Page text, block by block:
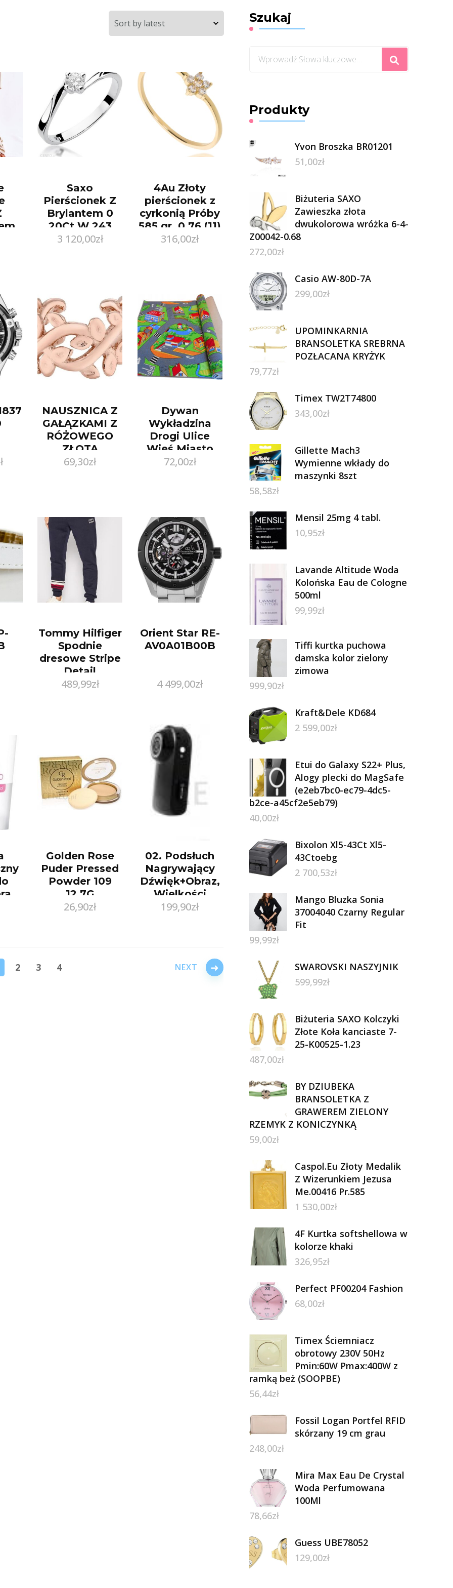
Saxo
Pierścionek Z
Brylantem 0
20Ct W 243
Białe Złoto
3 120,00zł
4Au Złoty
pierścionek z
cyrkonią Próby
585 gr. 0.76 (11)
316,00zł
NAUSZNICA Z
GAŁĄZKAMI Z
RÓŻOWEGO
ZŁOTA
69,30zł
Dywan
Wykładzina
Drogi Ulice
Wieś Miasto
120X200
72,00zł
Tommy Hilfiger
Spodnie
dresowe Stripe
Detail
MW0MW25768
489,99zł
Orient Star RE-
AV0A01B00B
4 499,00zł
Golden Rose
Puder Pressed
Powder 109
12,7G
26,90zł
02. Podsłuch
Nagrywający
Dźwięk+Obraz,
Wielkości
Kciuka. Z VOX.
199,90zł
2 3 4 →
Szukaj
Szukasz
Produkty
Yvon Broszka BR01201
51,00zł
Biżuteria SAXO
Zawieszka złota
dwukolorowa wróżka 6-4-
Z00042-0.68
272,00zł
Casio AW-80D-7A
299,00zł
UPOMINKARNIA
BRANSOLETKA SREBRNA
POZŁACANA KRYŻYK
79,77zł
Timex TW2T74800
343,00zł
Gillette Mach3
Wymienne wkłady do
maszynki 8szt
58,58zł
Mensil 25mg 4 tabl.
10,95zł
Lavande Altitude Woda
Kolońska Eau de Cologne
500ml
99,99zł
Tiffi kurtka puchowa
damska kolor zielony
zimowa
999,90zł
Kraft&Dele KD684
2 599,00zł
Etui do Galaxy S22+ Plus,
Alogy plecki do MagSafe
(e2eb7bc0-ec79-4dc5-
b2ce-a45cf2e5eb79)
40,00zł
Bixolon Xl5-43Ct Xl5-
43Ctoebg
2 700,53zł
Mango Bluzka Sonia
37004040 Czarny Regular
Fit
99,99zł
SWAROVSKI NASZYJNIK
599,99zł
Biżuteria SAXO Kolczyki
Złote Koła kanciaste 7-
25-K00525-1.23
487,00zł
BY DZIUBEKA
BRANSOLETKA Z
GRAWEREM ZIELONY
RZEMYK Z KONICZYNKĄ
59,00zł
Caspol.Eu Złoty Medalik
Z Wizerunkiem Jezusa
Me.00416 Pr.585
1 530,00zł
4F Kurtka softshellowa w
kolorze khaki
326,95zł
Perfect PF00204 Fashion
68,00zł
Timex Ściemniacz
obrotowy 230V 50Hz
Pmin:60W Pmax:400W z
ramką beż (SOOPBE)
56,44zł
Fossil Logan Portfel RFID
skórzany 19 cm grau
248,00zł
Mira Max Eau De Crystal
Woda Perfumowana
100Ml
78,66zł
Guess UBE78052
129,00zł